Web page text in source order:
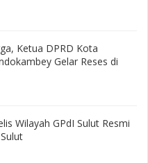
Ketua DPRD Kota
Gelar Reses di
Wilayah GPdI Sulut Resmi